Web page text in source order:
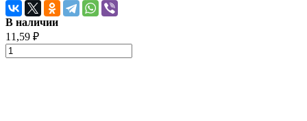
В наличии
11,59 ₽